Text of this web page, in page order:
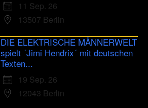
11 Sep. 26
13507 Berlin
DIE ELEKTRISCHE MÄNNERWELT
spielt ´Jimi Hendrix´ mit deutschen
Texten...
19 Sep. 26
12043 Berlin